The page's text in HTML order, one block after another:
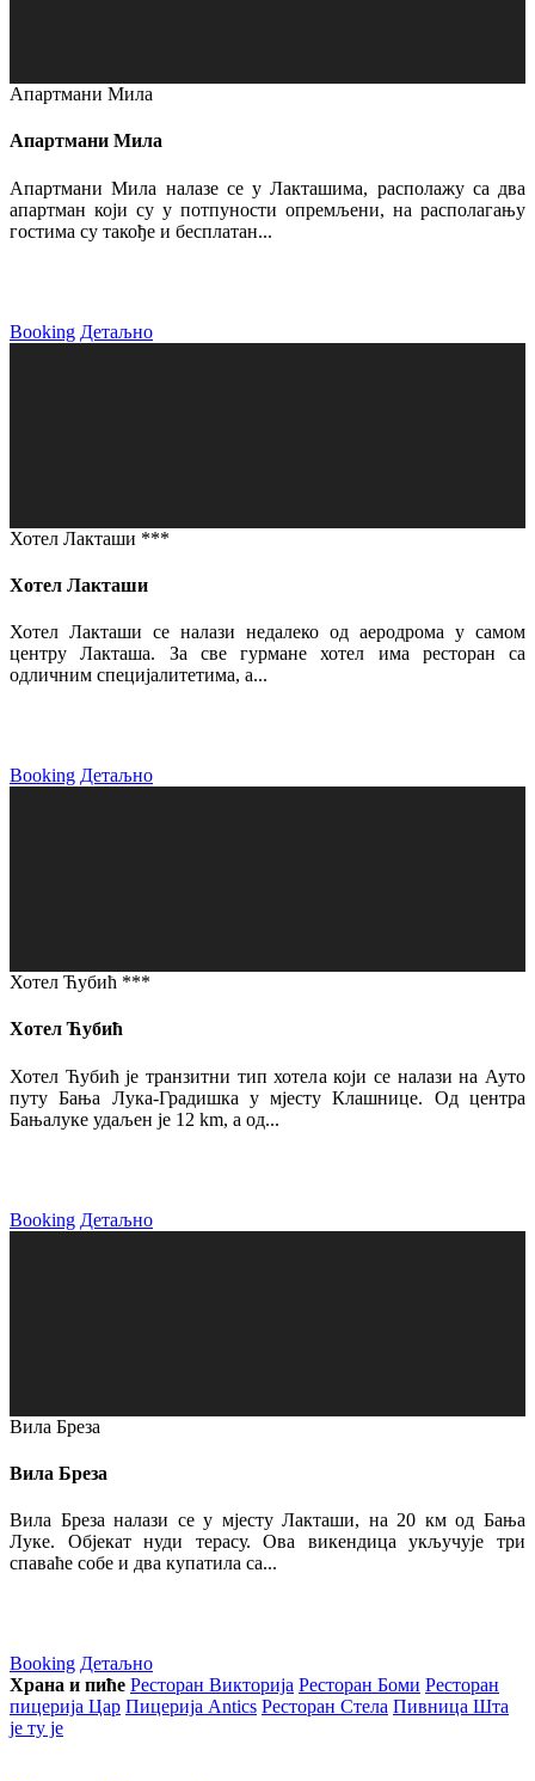
Апартмани Мила
Апартмани Мила
Апартмани Мила налазе се у Лакташима, располажу са два
апартман који су у потпуности опремљени, на располагању
гостима су такође и бесплатан...
Booking Детаљно
Хотел Лакташи ***
Хотел Лакташи
Хотел Лакташи се налази недалеко од аеродрома у самом
центру Лакташа. За све гурмане хотел има ресторан са
одличним специјалитетима, а...
Booking Детаљно
Хотел Ћубић ***
Хотел Ћубић
Хотел Ћубић је транзитни тип хотела који се налази на Ауто
путу Бања Лука-Градишка у мјесту Клашнице. Од центра
Бањалуке удаљен је 12 km, а од...
Booking Детаљно
Вила Бреза
Вила Бреза
Вила Бреза налази се у мјесту Лакташи, на 20 км од Бања
Луке. Објекат нуди терасу. Ова викендица укључује три
спаваће собе и два купатила са...
Booking Детаљно
Храна и пиће Ресторан Викторија Ресторан Боми Ресторан
пицерија Цар Пицерија Аntics Ресторан Стела Пивница Шта
је ту је